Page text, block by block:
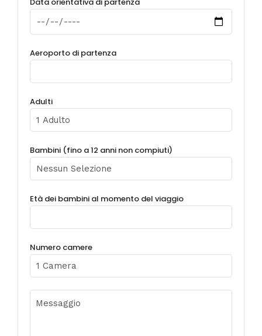
Aeroporto di partenza
Adulti
Bambini (fino a 12 anni non compiuti)
Età dei bambini al momento del viaggio
Numero camere